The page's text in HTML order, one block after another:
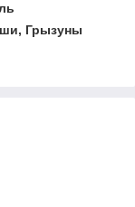
Грызуны